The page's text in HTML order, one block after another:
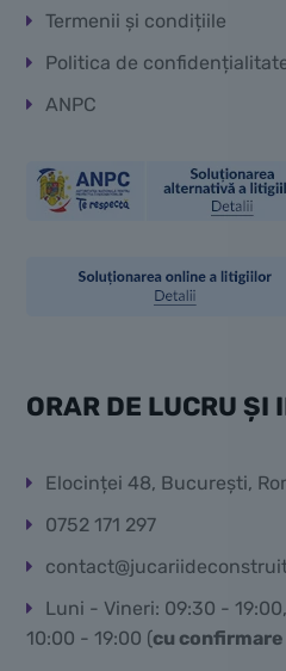
Termenii și condițiile
Politica de
ANPC
ORAR DE LUCRU ȘI
Elocinței 48, București,
0752 171 297
Luni - Vineri: 09:30 -
10:00 - 19:00 (cu